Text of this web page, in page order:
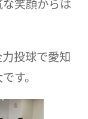
笑顔からは
投球で愛知
す。